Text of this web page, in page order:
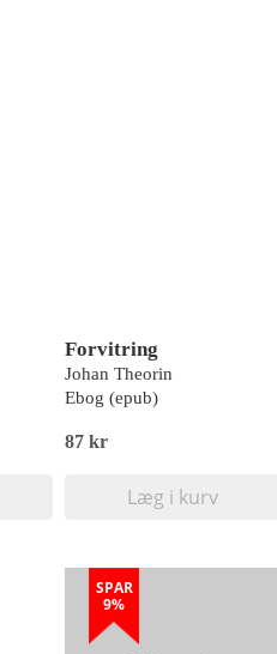
Forvitring
Johan Theorin
Ebog (epub)
87 kr
Læg i kurv
SPAR
9%